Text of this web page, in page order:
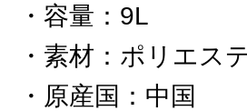
容量 ： 9L
素材 ： ポリエス
原産国 ： 中国